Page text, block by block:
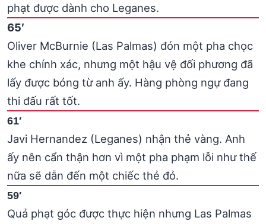
phạt được dành cho Leganes.
65′
Oliver McBurnie (Las Palmas) đón một pha chọc
khe chính xác, nhưng một hậu vệ đối phương đã
lấy được bóng từ anh ấy. Hàng phòng ngự đang
thi đấu rất tốt.
61′
Javi Hernandez (Leganes) nhận thẻ vàng. Anh
ấy nên cẩn thận hơn vì một pha phạm lỗi như thế
nữa sẽ dẫn đến một chiếc thẻ đỏ.
59′
Quả phạt góc được thực hiện nhưng Las Palmas